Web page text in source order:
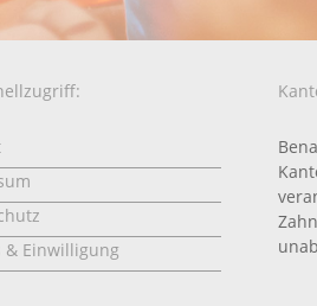
& Einwilligung